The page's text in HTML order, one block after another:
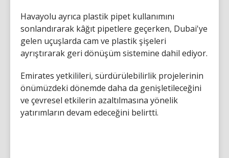
Havayolu ayrıca plastik pipet kullanımını
sonlandırarak kâğıt pipetlere geçerken, Dubai'ye
gelen uçuşlarda cam ve plastik şişeleri
ayrıştırarak geri dönüşüm sistemine dahil ediyor.
Emirates yetkilileri, sürdürülebilirlik projelerinin
önümüzdeki dönemde daha da genişletileceğini
ve çevresel etkilerin azaltılmasına yönelik
yatırımların devam edeceğini belirtti.